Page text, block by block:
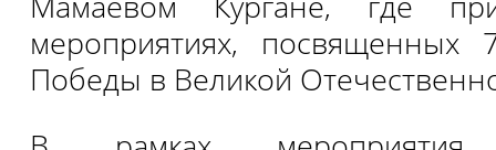
мероприятиях,
Победы в Великой